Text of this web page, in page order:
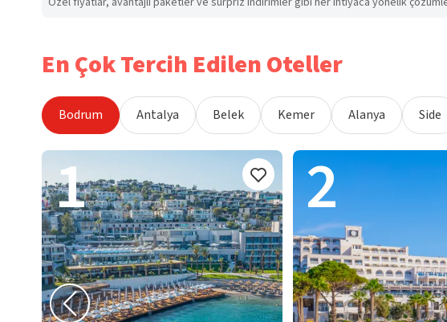
En Çok Tercih Edilen Oteller
Bodrum Antalya Belek Kemer Alanya Side
1 2